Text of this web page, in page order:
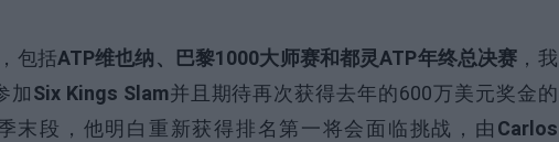
包括ATP维也纳、巴黎1000大师赛和都灵ATP年终总决赛 ，我
加Six Kings Slam并且期待再次获得去年的600万美元奖金的
末段，他明白重新获得排名第一将会面临挑战，由 Carlos